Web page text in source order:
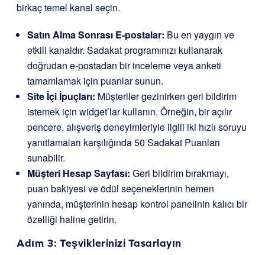
birkaç temel kanal seçin.
Satın Alma Sonrası E-postalar: Bu en yaygın ve
etkili kanaldır. Sadakat programınızı kullanarak
doğrudan e-postadan bir inceleme veya anketi
tamamlamak için puanlar sunun.
Site İçi İpuçları: Müşteriler gezinirken geri bildirim
istemek için widget’lar kullanın. Örneğin, bir açılır
pencere, alışveriş deneyimleriyle ilgili iki hızlı soruyu
yanıtlamaları karşılığında 50 Sadakat Puanları
sunabilir.
Müşteri Hesap Sayfası: Geri bildirim bırakmayı,
puan bakiyesi ve ödül seçeneklerinin hemen
yanında, müşterinin hesap kontrol panelinin kalıcı bir
özelliği haline getirin.
Adım 3: Teşviklerinizi Tasarlayın